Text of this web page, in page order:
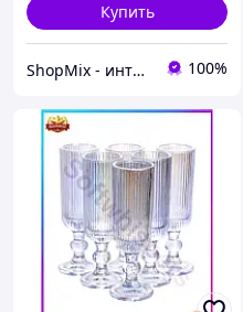
Купить
ShopMix - интернет-магазин сумок и аксессуаров 100%